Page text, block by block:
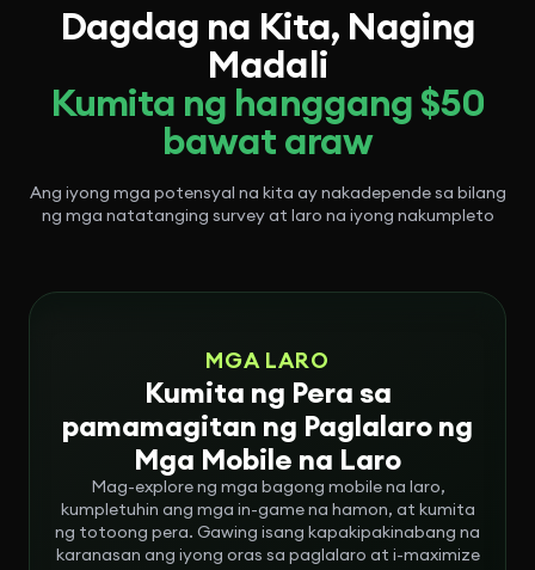
Dagdag na Kita, Naging
Madali
Kumita ng hanggang $50
bawat araw
Ang iyong mga potensyal na kita ay nakadepende sa bilang
ng mga natatanging survey at laro na iyong nakumpleto
MGA LARO
Kumita ng Pera sa
pamamagitan ng Paglalaro ng
Mga Mobile na Laro
Mag-explore ng mga bagong mobile na laro,
kumpletuhin ang mga in-game na hamon, at kumita
ng totoong pera. Gawing isang kapakipakinabang na
karanasan ang iyong oras sa paglalaro at i-maximize